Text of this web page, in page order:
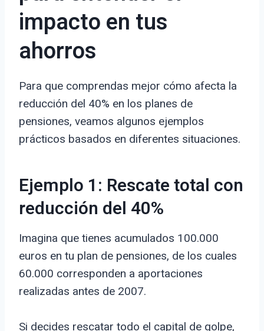
impacto en tus
ahorros
Para que comprendas mejor cómo afecta la
reducción del 40% en los planes de
pensiones, veamos algunos ejemplos
prácticos basados en diferentes situaciones.
Ejemplo 1: Rescate total con
reducción del 40%
Imagina que tienes acumulados 100.000
euros en tu plan de pensiones, de los cuales
60.000 corresponden a aportaciones
realizadas antes de 2007.
Si decides rescatar todo el capital de golpe,